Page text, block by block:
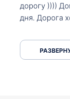
дорогу ))))
дня. Дорога
серпантинах